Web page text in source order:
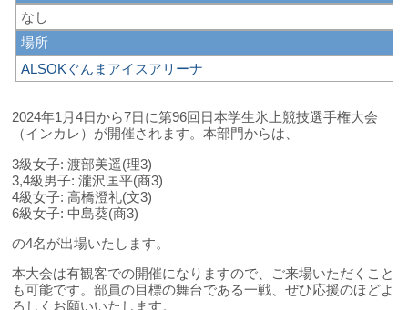
なし
場所
ALSOKぐんまアイスアリーナ
2024年1月4日から7日に第96回日本学生氷上競技選手権大会
（インカレ）が開催されます。本部門からは、
3級女子: 渡部美遥(理3)
3,4級男子: 瀧沢匡平(商3)
4級女子: 高橋澄礼(文3)
6級女子: 中島葵(商3)
の4名が出場いたします。
本大会は有観客での開催になりますので、ご来場いただくこと
も可能です。部員の目標の舞台である一戦、ぜひ応援のほどよ
ろしくお願いいたします。